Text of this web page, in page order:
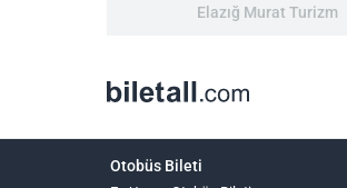
Elazığ Murat Turizm
Otobüs Bileti